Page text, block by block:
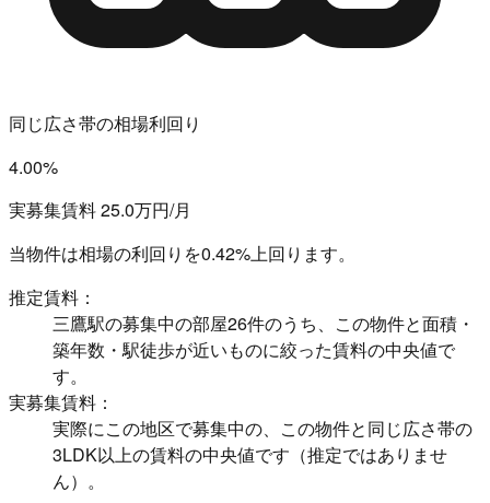
同じ広さ帯の相場利回り
4.00%
実募集賃料 25.0万円/月
当物件は相場の利回りを0.42%上回ります。
推定賃料：
三鷹駅の募集中の部屋26件のうち、この物件と面積・
築年数・駅徒歩が近いものに絞った賃料の中央値で
す。
実募集賃料：
実際にこの地区で募集中の、この物件と同じ広さ帯の
3LDK以上の賃料の中央値です（推定ではありませ
ん）。